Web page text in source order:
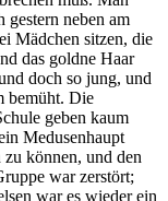
neben am
Mädchen sitzen, die
das goldne Haar
doch so jung, und
bemüht. Die
geben kaum
Medusenhaupt
können, und den
war zerstört;
war es wieder ein